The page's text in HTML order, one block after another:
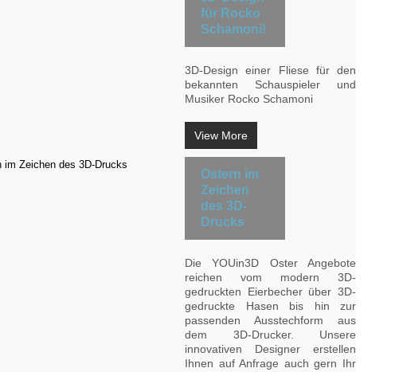
für Rocko
Schamoni!
3D-Design einer Fliese für den
bekannten Schauspieler und
Musiker Rocko Schamoni
View More
Ostern im
Zeichen
des 3D-
Drucks
Die YOUin3D Oster Angebote
reichen vom modern 3D-
gedruckten Eierbecher über 3D-
gedruckte Hasen bis hin zur
passenden Ausstechform aus
dem 3D-Drucker. Unsere
innovativen Designer erstellen
Ihnen auf Anfrage auch gern Ihr